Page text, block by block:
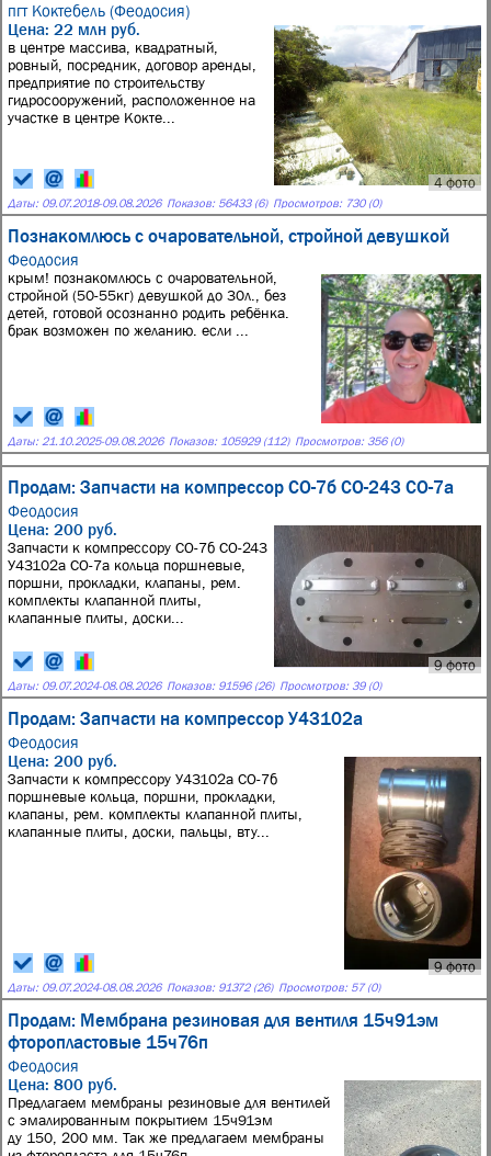
пгт Коктебель (Феодосия)
4 фото
Цена: 22 млн руб.
в центре массива, квадратный,
ровный, посредник, договор аренды,
предприятие по строительству
гидросооружений, расположенное на
участке в центре Кокте...
Даты: 09.07.2018-09.08.2026 Показов: 56433 (6) Просмотров: 730 (0)
Познакомлюсь с очаровательной, стройной девушкой
Феодосия
крым! познакомлюсь с очаровательной,
стройной (50-55кг) девушкой до 30л., без
детей, готовой осознанно родить ребёнка.
брак возможен по желанию. если ...
Даты: 21.10.2025-09.08.2026 Показов: 105929 (112) Просмотров: 356 (0)
Продам: Запчасти на компрессор СО-7б СО-243 СО-7а
Феодосия
9 фото
Цена: 200 руб.
Запчасти к компрессору СО-7б СО-243
У43102а СО-7а кольца поршневые,
поршни, прокладки, клапаны, рем.
комплекты клапанной плиты,
клапанные плиты, доски...
Даты: 09.07.2024-08.08.2026 Показов: 91596 (26) Просмотров: 39 (0)
Продам: Запчасти на компрессор У43102а
Феодосия
9 фото
Цена: 200 руб.
Запчасти к компрессору У43102а СО-7б
поршневые кольца, поршни, прокладки,
клапаны, рем. комплекты клапанной плиты,
клапанные плиты, доски, пальцы, вту...
Даты: 09.07.2024-08.08.2026 Показов: 91372 (26) Просмотров: 57 (0)
Продам: Мембрана резиновая для вентиля 15ч91эм
фторопластовые 15ч76п
Феодосия
Цена: 800 руб.
Предлагаем мембраны резиновые для вентилей
с эмалированным покрытием 15ч91эм
ду 150, 200 мм. Так же предлагаем мембраны